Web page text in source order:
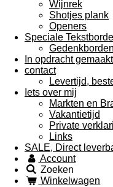
Wijnrek
Shotjes plank
Openers
Speciale
Gedenkborden
In opdracht gemaakt
contact
Levertijd,
Iets over mij
Markten en
Vakantietijd
Private
Links
SALE, Direct
Account
Zoeken
Winkelwagen